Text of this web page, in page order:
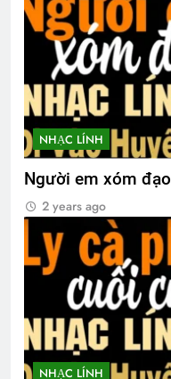
NHẠC LÍNH
Người em xóm đạo
2 years ago
NHẠC LÍNH